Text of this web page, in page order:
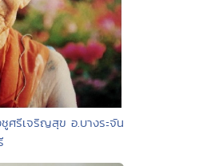
ศรีเจริญสุข อ.บางระจัน